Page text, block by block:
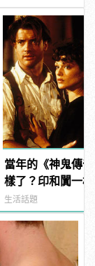
當年的《神鬼傳
樣了？印和闐一
發福！
生活話題